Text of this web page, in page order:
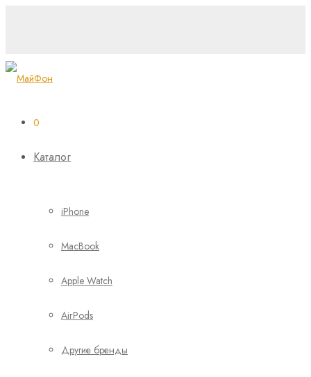
0
Каталог
iPhone
MacBook
Apple Watch
AirPods
Другие бренды